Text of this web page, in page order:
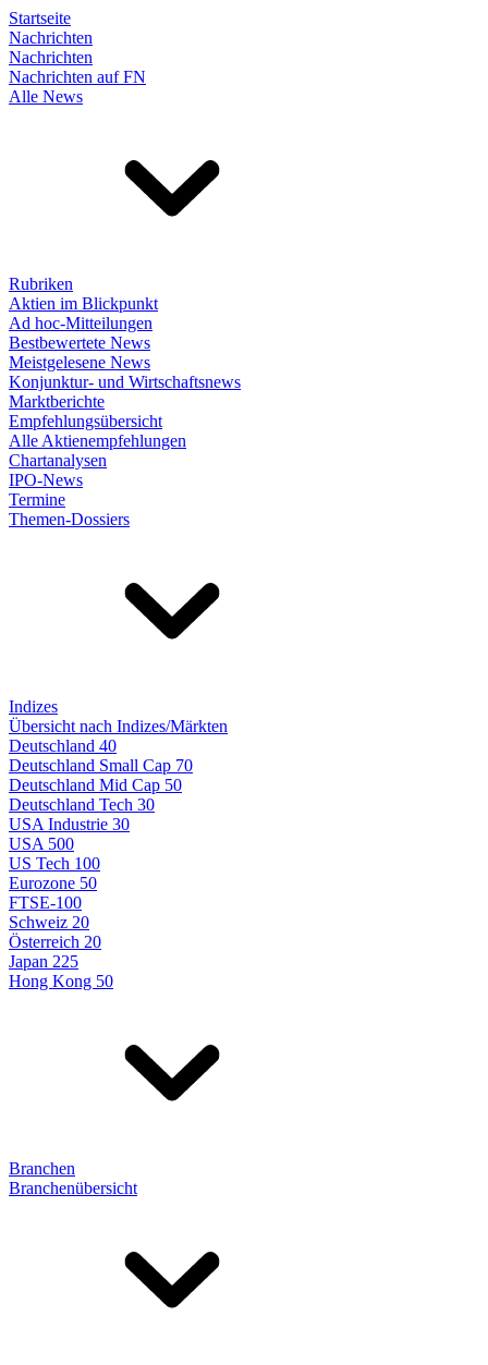
Startseite
Nachrichten
Nachrichten
Nachrichten auf FN
Alle News
Rubriken
Aktien im Blickpunkt
Ad hoc-Mitteilungen
Bestbewertete News
Meistgelesene News
Konjunktur- und Wirtschaftsnews
Marktberichte
Empfehlungsübersicht
Alle Aktienempfehlungen
Chartanalysen
IPO-News
Termine
Themen-Dossiers
Indizes
Übersicht nach Indizes/Märkten
Deutschland 40
Deutschland Small Cap 70
Deutschland Mid Cap 50
Deutschland Tech 30
USA Industrie 30
USA 500
US Tech 100
Eurozone 50
FTSE-100
Schweiz 20
Österreich 20
Japan 225
Hong Kong 50
Branchen
Branchenübersicht